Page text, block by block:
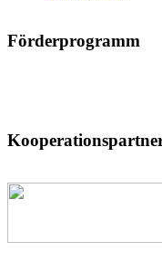
Förderprogramm